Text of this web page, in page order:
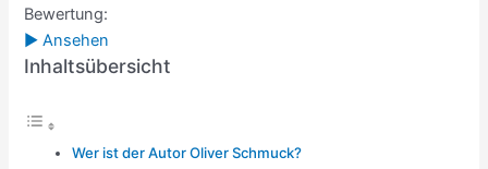
Bewertung:
► Ansehen
Inhaltsübersicht
Wer ist der Autor Oliver Schmuck?